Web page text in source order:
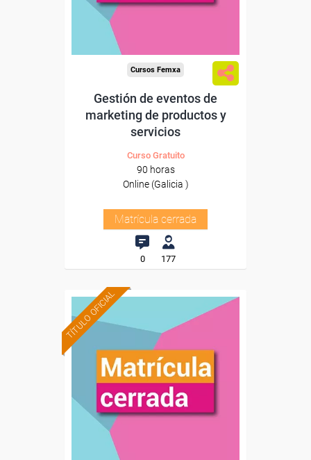
Cursos Femxa
Gestión de eventos de
marketing de productos y
servicios
Curso Gratuito
90 horas
Online (Galicia )
Matrícula cerrada
0 177
TÍTULO OFICIAL